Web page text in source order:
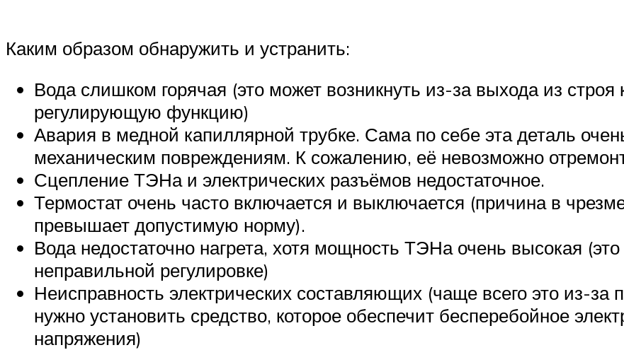
Каким образом обнаружить и устранить:
Вода слишком горячая (это может возникнуть из-за выхода из строя
регулирующую функцию)
Авария в медной капиллярной трубке. Сама по себе эта деталь
механическим повреждениям. К сожалению, её невозможно
Сцепление ТЭНа и электрических разъёмов недостаточное.
Термостат очень часто включается и выключается (причина в
превышает допустимую норму).
Вода недостаточно нагрета, хотя мощность ТЭНа очень высокая (это
неправильной регулировке)
Неисправность электрических составляющих (чаще всего это из-за
нужно установить средство, которое обеспечит бесперебойное
напряжения)